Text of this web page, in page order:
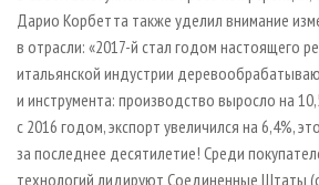
Дарио Корбетта также уделил внимание
в отрасли: «2017-й стал годом настоящего
итальянской индустрии
и инструмента: производство выросло на
с 2016 годом, экспорт увеличился на 6,4%,
за последнее десятилетие! Среди
технологий лидируют Соединенные Штаты